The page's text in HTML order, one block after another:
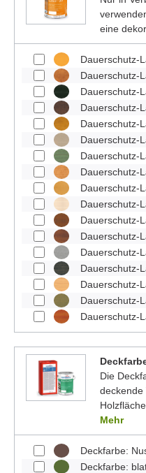
eine
Dauerschutz-
Dauerschutz-
Dauerschutz-
Dauerschutz-
Dauerschutz-
Dauerschutz-
Dauerschutz-
Dauerschutz-
Dauerschutz-
Dauerschutz-
Dauerschutz-
Dauerschutz-
Dauerschutz-
Dauerschutz-
Dauerschutz-
Dauerschutz-
Dauerschutz-
Die
deckende
Mehr
Deckfarbe:
Deckfarbe: